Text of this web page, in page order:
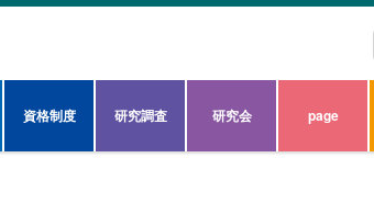
資格制度 研究調査 研究会 page